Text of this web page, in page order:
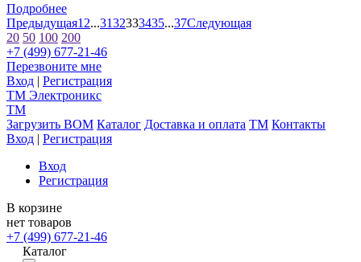
Подробнее
Предыдущая1 2...3132333435...37Следующая
20 50 100 200
+7 (499) 677-21-46
Перезвоните мне
Вход | Регистрация
TM Электроникс
TM
Загрузить BOM Каталог Доставка и оплата TM Контакты
Вход | Регистрация
Вход
Регистрация
В корзине
нет товаров
+7 (499) 677-21-46
Каталог